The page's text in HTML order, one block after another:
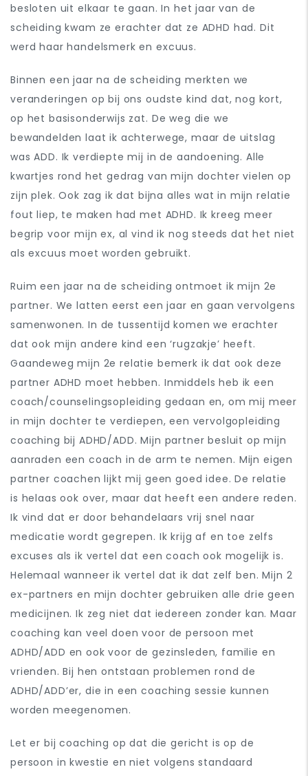
besloten uit elkaar te gaan. In het jaar van de
scheiding kwam ze erachter dat ze ADHD had. Dit
werd haar handelsmerk en excuus.
Binnen een jaar na de scheiding merkten we
veranderingen op bij ons oudste kind dat, nog kort,
op het basisonderwijs zat. De weg die we
bewandelden laat ik achterwege, maar de uitslag
was ADD. Ik verdiepte mij in de aandoening. Alle
kwartjes rond het gedrag van mijn dochter vielen op
zijn plek. Ook zag ik dat bijna alles wat in mijn relatie
fout liep, te maken had met ADHD. Ik kreeg meer
begrip voor mijn ex, al vind ik nog steeds dat het niet
als excuus moet worden gebruikt.
Ruim een jaar na de scheiding ontmoet ik mijn 2e
partner. We latten eerst een jaar en gaan vervolgens
samenwonen. In de tussentijd komen we erachter
dat ook mijn andere kind een ‘rugzakje’ heeft.
Gaandeweg mijn 2e relatie bemerk ik dat ook deze
partner ADHD moet hebben. Inmiddels heb ik een
coach/counselingsopleiding gedaan en, om mij meer
in mijn dochter te verdiepen, een vervolgopleiding
coaching bij ADHD/ADD. Mijn partner besluit op mijn
aanraden een coach in de arm te nemen. Mijn eigen
partner coachen lijkt mij geen goed idee. De relatie
is helaas ook over, maar dat heeft een andere reden.
Ik vind dat er door behandelaars vrij snel naar
medicatie wordt gegrepen. Ik krijg af en toe zelfs
excuses als ik vertel dat een coach ook mogelijk is.
Helemaal wanneer ik vertel dat ik dat zelf ben. Mijn 2
ex-partners en mijn dochter gebruiken alle drie geen
medicijnen. Ik zeg niet dat iedereen zonder kan. Maar
coaching kan veel doen voor de persoon met
ADHD/ADD en ook voor de gezinsleden, familie en
vrienden. Bij hen ontstaan problemen rond de
ADHD/ADD’er, die in een coaching sessie kunnen
worden meegenomen.
Let er bij coaching op dat die gericht is op de
persoon in kwestie en niet volgens standaard